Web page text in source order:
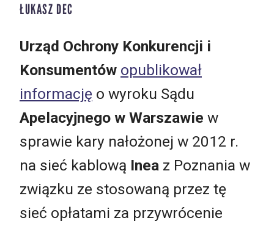
ŁUKASZ DEC
Urząd Ochrony Konkurencji i
Konsumentów opublikował
informację o wyroku Sądu
Apelacyjnego w Warszawie w
sprawie kary nałożonej w 2012 r.
na sieć kablową Inea z Poznania w
związku ze stosowaną przez tę
sieć opłatami za przywrócenie